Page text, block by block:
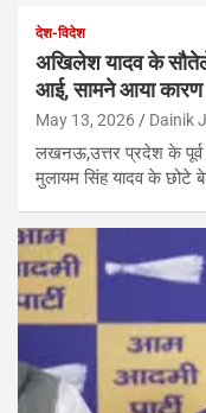
देश-विदेश
अखिलेश यादव के सौतेले
आई, सामने आया कारण
May 13, 2026 Dainik
लखनऊ,उत्तर प्रदेश के पूर्व
मुलायम सिंह यादव के छोटे